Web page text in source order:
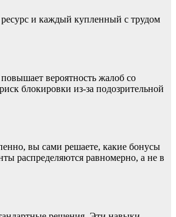
и каждый купленный с трудом
вероятность жалоб со
блокировки из-за подозрительной
вы сами решаете, какие бонусы
распределяются равномерно, а не в